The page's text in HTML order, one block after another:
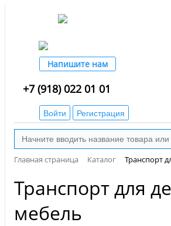
Напишите нам
+7 (918) 022 01 01
Войти Регистрация
Главная страница Каталог Транспорт
Транспорт для
мебель